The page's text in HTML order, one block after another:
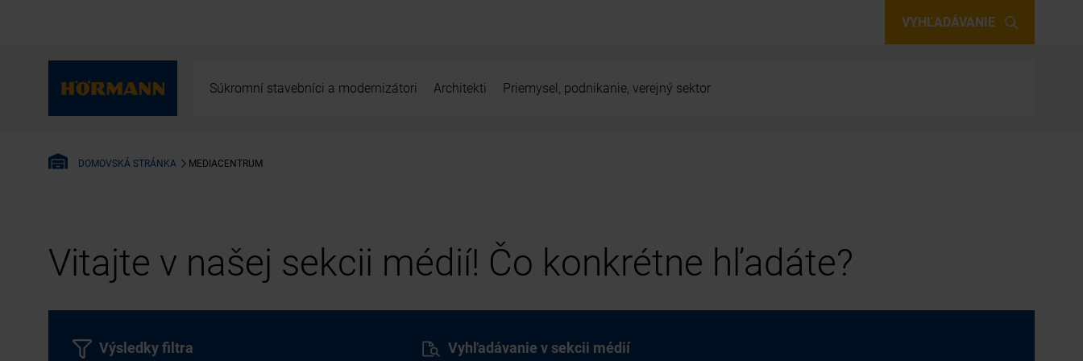
VYHĽADÁVANIE
Súkromní stavebníci a modernizátori Architekti Priemysel, podnikanie, verejný sektor
DOMOVSKÁ STRÁNKA MEDIACENTRUM
Vitajte v našej sekcii médií! Čo konkrétne hľadáte?
Vyhľadávanie v sekcii médií
Výsledky filtra